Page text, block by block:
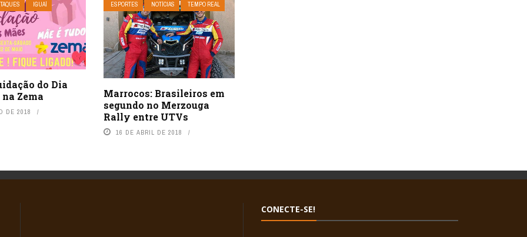
IGUAÍ
do Dia
Zema
DE 2018
ESPORTES NOTÍCIAS TEMPO REAL
Marrocos: Brasileiros em
segundo no Merzouga
Rally entre UTVs
16 DE ABRIL DE 2018
CONECTE-SE!